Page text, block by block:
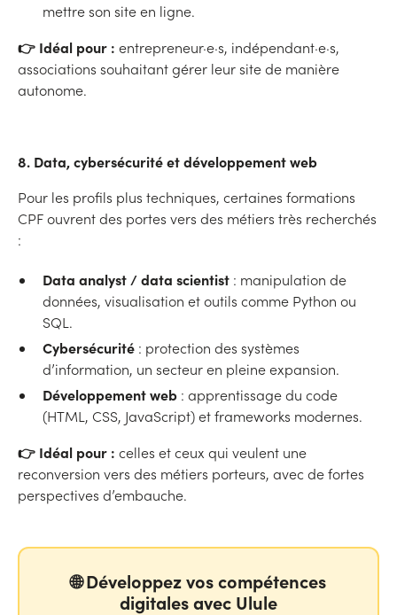
mettre son site en ligne.
👉 Idéal pour : entrepreneur·e·s, indépendant·e·s,
associations souhaitant gérer leur site de manière
autonome.
8. Data, cybersécurité et développement web
Pour les profils plus techniques, certaines formations
CPF ouvrent des portes vers des métiers très recherchés
:
Data analyst / data scientist : manipulation de
données, visualisation et outils comme Python ou
SQL.
Cybersécurité : protection des systèmes
d’information, un secteur en pleine expansion.
Développement web : apprentissage du code
(HTML, CSS, JavaScript) et frameworks modernes.
👉 Idéal pour : celles et ceux qui veulent une
reconversion vers des métiers porteurs, avec de fortes
perspectives d’embauche.
🌐 Développez vos compétences
digitales avec Ulule